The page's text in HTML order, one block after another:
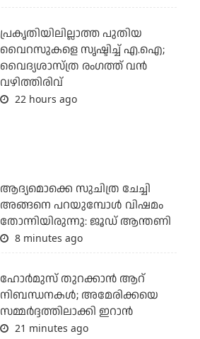
പ്രകൃതിയിലില്ലാത്ത പുതിയ
വൈറസുകളെ സൃഷ്ടിച്ച് എ.ഐ;
വൈദ്യശാസ്ത്ര രംഗത്ത് വന്‍
വഴിത്തിരിവ്
22 hours ago
ആദ്യമൊക്കെ സുചിത്ര ചേച്ചി
അങ്ങനെ പറയുമ്പോൾ വിഷമം
തോന്നിയിരുന്നു: ജൂഡ് ആന്തണി
8 minutes ago
ഹോര്‍മുസ് തുറക്കാന്‍ ആറ്
നിബന്ധനകള്‍; അമേരിക്കയെ
സമ്മര്‍ദ്ദത്തിലാക്കി ഇറാന്‍
21 minutes ago